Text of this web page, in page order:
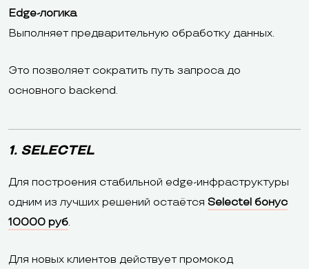
Edge-логика
Выполняет предварительную обработку данных.
Это позволяет сократить путь запроса до
основного backend.
1. SELECTEL
Для построения стабильной edge-инфраструктуры
одним из лучших решений остаётся Selectel бонус
10000 руб.
Для новых клиентов действует промокод